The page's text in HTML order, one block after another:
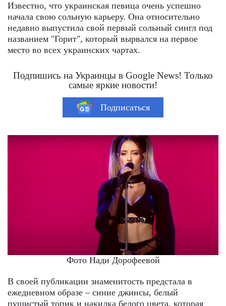
Известно, что украинская певица очень успешно
начала свою сольную карьеру. Она относительно
недавно выпустила свой первый сольный сингл под
названием "Горит", который вырвался на первое
место во всех украинских чартах.
Подпишись на Украинцы в Google News! Только
самые яркие новости!
Подписаться
Фото Нади Дорофеевой
В своей публикации знаменитость предстала в
ежедневном образе – синие джинсы, белый
пушистый топик и накидка белого цвета, которая